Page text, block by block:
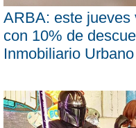
ARBA: este jueves
con 10% de
Inmobiliario Urbano